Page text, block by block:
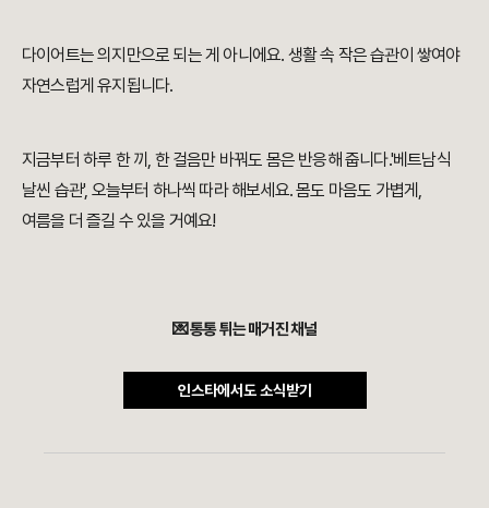
다이어트는 의지만으로 되는 게 아니에요. 생활 속 작은 습관이 쌓여야
자연스럽게 유지됩니다.
지금부터 하루 한 끼, 한 걸음만 바꿔도 몸은 반응해 줍니다.'베트남식
날씬 습관', 오늘부터 하나씩 따라 해보세요. 몸도 마음도 가볍게,
여름을 더 즐길 수 있을 거예요!
💌 통통 튀는 매거진 채널
인스타에서도 소식받기